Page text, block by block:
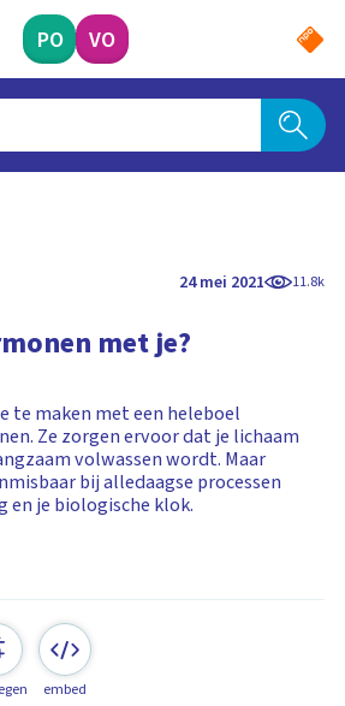
PO VO
24 mei 2021 11.8k
met je?
te maken met een heleboel
Ze zorgen ervoor dat je lichaam
volwassen wordt. Maar
bij alledaagse processen
en je biologische klok.
embed